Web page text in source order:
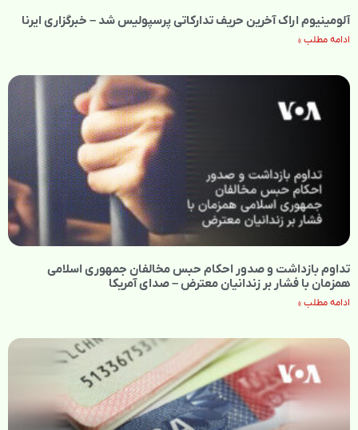
آلومینیوم اراک آخرین حریف تدارکاتی پرسپولیس شد – خبرگزاری ایرنا
ادامه مطلب »
تداوم بازداشت و صدور احکام حبس مخالفان جمهوری اسلامی
همزمان با فشار بر زندانیان معترض – صدای آمریکا
ادامه مطلب »